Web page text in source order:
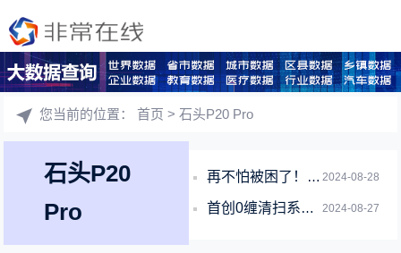
您当前的位置：首页 > 石头P20 Pro
石头P20
Pro
2024-08-28
再不怕被困了！石头P20 Pro首创底盘升降 最高4厘米越障
2024-08-27
首创0缠清扫系统！石头P20 Pro成新一代养宠神器